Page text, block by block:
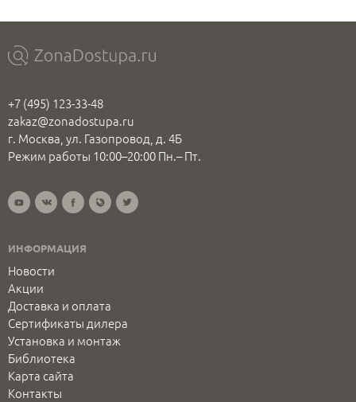
+7 (495) 123-33-48
zakaz@zonadostupa.ru
г. Москва, ул. Газопровод, д. 4Б
Режим работы 10:00–20:00 Пн.– Пт.
ИНФОРМАЦИЯ
Новости
Акции
Доставка и оплата
Сертификаты дилера
Установка и монтаж
Библиотека
Карта сайта
Контакты